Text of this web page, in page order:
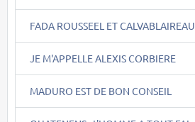
FADA ROUSSEEL ET CALVABLAIREAU
JE M'APPELLE ALEXIS CORBIERE
MADURO EST DE BON CONSEIL